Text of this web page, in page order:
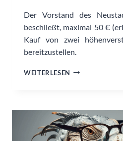
Der Vorstand des
beschließt, maximal 50 €
Kauf von zwei
bereitzustellen.
WEITERLESEN KAUF